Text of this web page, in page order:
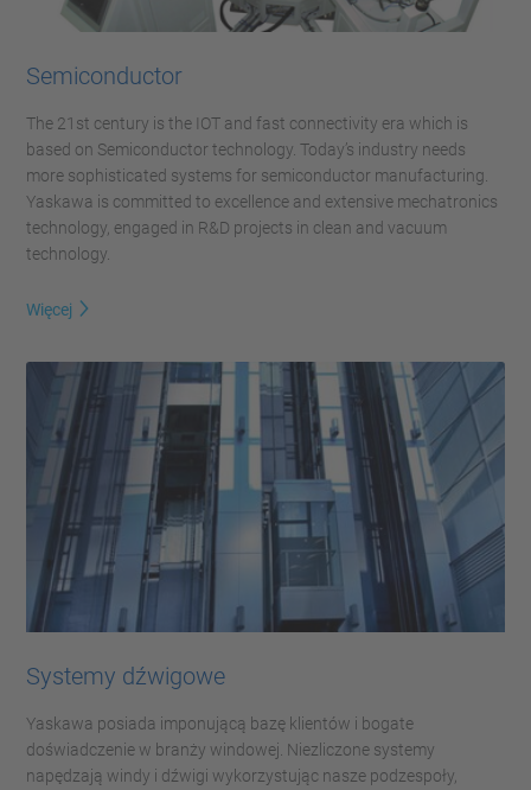
Semiconductor
The 21st century is the IOT and fast connectivity era which is
based on Semiconductor technology. Today’s industry needs
more sophisticated systems for semiconductor manufacturing.
Yaskawa is committed to excellence and extensive mechatronics
technology, engaged in R&D projects in clean and vacuum
technology.
Więcej
Systemy dźwigowe
Yaskawa posiada imponującą bazę klientów i bogate
doświadczenie w branży windowej. Niezliczone systemy
napędzają windy i dźwigi wykorzystując nasze podzespoły,